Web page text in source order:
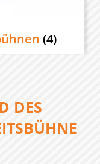
(4)
DES